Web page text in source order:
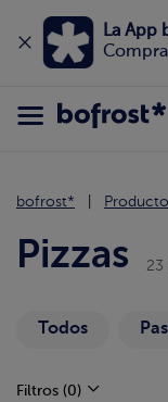
La App
bofrost*
Pizzas 23
Todos
Filtros (0)